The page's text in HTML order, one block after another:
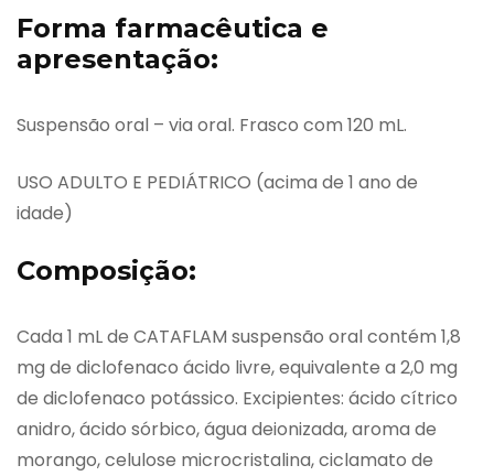
Forma farmacêutica e
apresentação:
Suspensão oral – via oral. Frasco com 120 mL.
USO ADULTO E PEDIÁTRICO (acima de 1 ano de
idade)
Composição:
Cada 1 mL de CATAFLAM suspensão oral contém 1,8
mg de diclofenaco ácido livre, equivalente a 2,0 mg
de diclofenaco potássico. Excipientes: ácido cítrico
anidro, ácido sórbico, água deionizada, aroma de
morango, celulose microcristalina, ciclamato de